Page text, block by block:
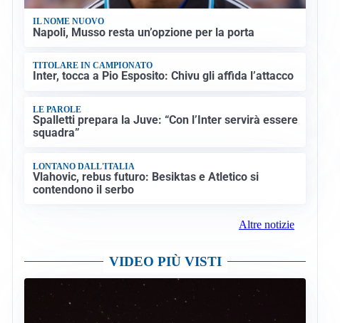
IL NOME NUOVO
Napoli, Musso resta un’opzione per la porta
TITOLARE IN CAMPIONATO
Inter, tocca a Pio Esposito: Chivu gli affida l’attacco
LE PAROLE
Spalletti prepara la Juve: “Con l’Inter servirà essere
squadra”
LONTANO DALL'ITALIA
Vlahovic, rebus futuro: Besiktas e Atletico si
contendono il serbo
Altre notizie
VIDEO PIÙ VISTI